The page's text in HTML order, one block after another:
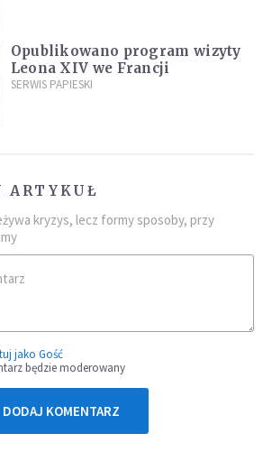
Opublikowano program wizyty
Leona XIV we Francji
SERWIS PAPIESKI
ARTYKUŁ
kryzys, lecz formy sposoby, przy
jako Gość
będzie moderowany
DODAJ KOMENTARZ